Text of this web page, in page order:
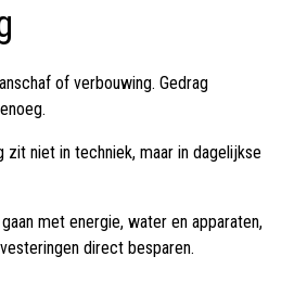
of verbouwing. Gedrag
zit niet in techniek, maar in dagelijkse
met energie, water en apparaten,
direct besparen.